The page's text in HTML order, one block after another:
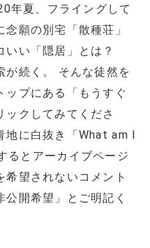
年夏、フライングして
念願の別宅「散種荘」
いい「隠居」とは？
が続く。 そんな徒然を
ップにある「もうすぐ
ックしてみてくださ
地に白抜き「What am I
とアーカイブページ
望されないコメント
開希望」とご明記く